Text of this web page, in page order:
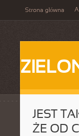
Strona główna
JEST
ŻE OD